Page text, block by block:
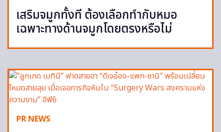
เสริมจมูกทั้งที ต้องเลือกทำกับหมอ
เฉพาะทางด้านจมูกโดยตรงหรือไม่
PR NEWS